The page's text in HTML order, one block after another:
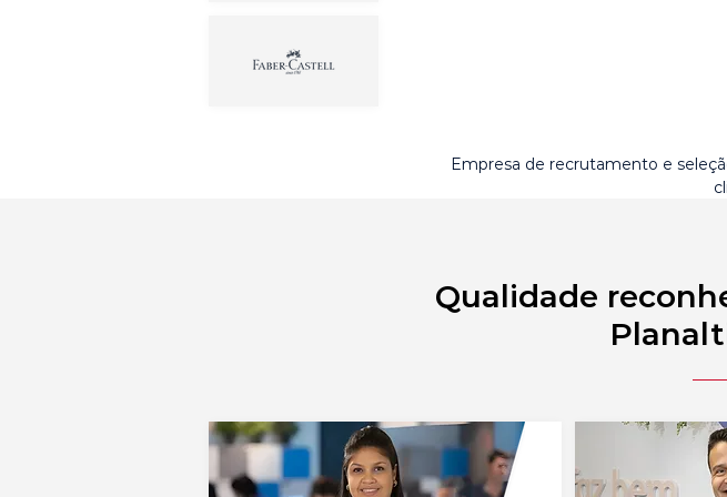
Empresa de recrutamento e
Qualidade